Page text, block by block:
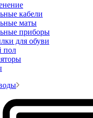
кабели
маты
приборы
для обуви
пол